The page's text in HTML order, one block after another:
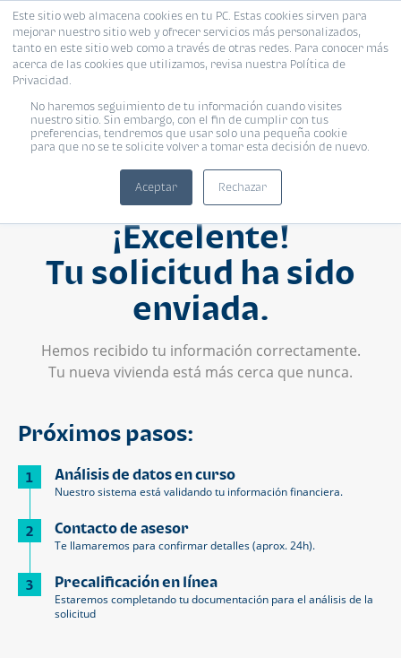
Este sitio web almacena cookies en tu PC. Estas cookies sirven para
mejorar nuestro sitio web y ofrecer servicios más personalizados,
tanto en este sitio web como a través de otras redes. Para conocer más
acerca de las cookies que utilizamos, revisa nuestra Política de
Privacidad.
No haremos seguimiento de tu información cuando visites
nuestro sitio. Sin embargo, con el fin de cumplir con tus
preferencias, tendremos que usar solo una pequeña cookie
para que no se te solicite volver a tomar esta decisión de nuevo.
Aceptar Rechazar
¡Excelente!
Tu solicitud ha sido
enviada.
Hemos recibido tu información correctamente.
Tu nueva vivienda está más cerca que nunca.
Próximos pasos:
1 Análisis de datos en curso
Nuestro sistema está validando tu información financiera.
2 Contacto de asesor
Te llamaremos para confirmar detalles (aprox. 24h).
3 Precalificación en línea
Estaremos completando tu documentación para el análisis de la
solicitud